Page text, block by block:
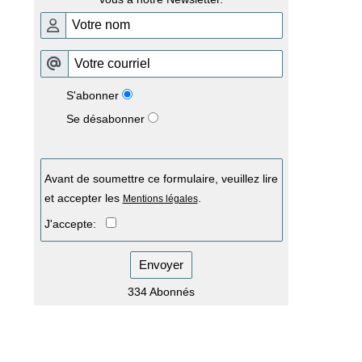
S'abonner
Se désabonner
Avant de soumettre ce formulaire, veuillez lire
et accepter les Mentions légales.
J'accepte:
Envoyer
334 Abonnés